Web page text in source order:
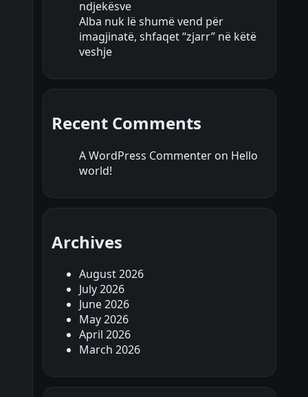
ndjekësve
Alba nuk lë shumë vend për
imagjinatë, shfaqet “zjarr” në këtë
veshje
Recent Comments
A WordPress Commenter on Hello
world!
Archives
August 2026
July 2026
June 2026
May 2026
April 2026
March 2026